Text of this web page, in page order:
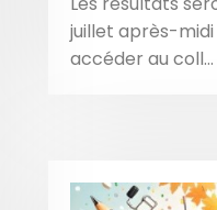
juillet après-midi
accéder au coll...